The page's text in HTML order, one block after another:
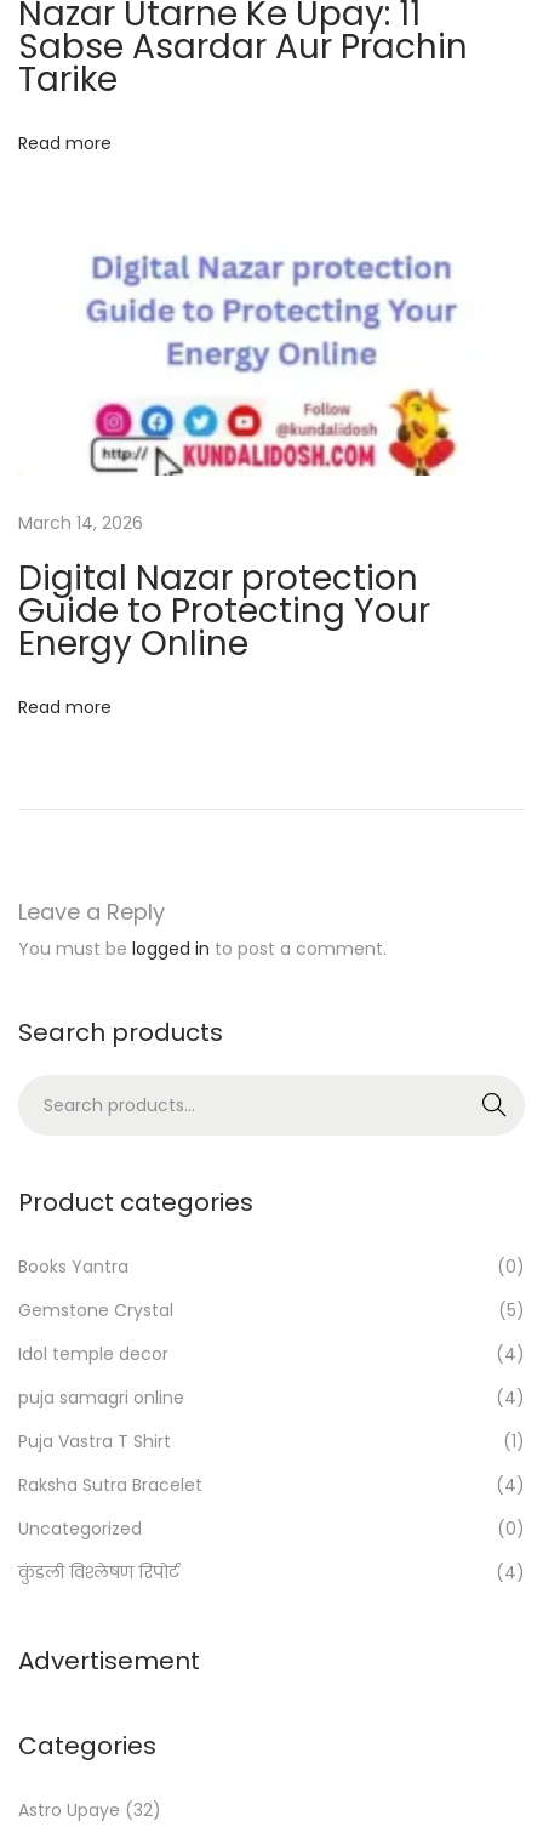
p
o
t
k
a
t
F
B
g
?
F
l
o
s
B
s
x
r
t
T
s
Nazar Utarne Ke Upay: 11
Sabse Asardar Aur Prachin
Tarike
Read more
March 14, 2026
Digital Nazar protection
Guide to Protecting Your
Energy Online
Read more
Leave a Reply
You must be logged in to post a comment.
Search products
r
h
r
:
>
Search
Product categories
Books Yantra
(0)
Gemstone Crystal
(5)
Idol temple decor
(4)
puja samagri online
(4)
Puja Vastra T Shirt
(1)
Raksha Sutra Bracelet
(4)
Uncategorized
(0)
कुंडली विश्लेषण रिपोर्ट
(4)
Advertisement
Categories
Astro Upaye (32)